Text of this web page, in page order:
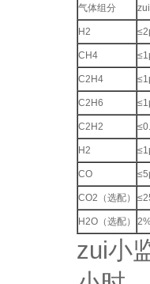
气体组分
H2
CH4
C2H4
C2H6
C2H2
H2
CO
CO2（选配）
H2O（选配）
zui小